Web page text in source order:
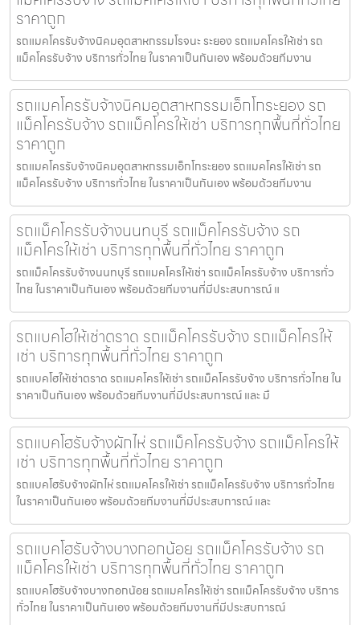
ราคาถูก
รถแมคโครรับจ้างนิคมอุตสาหกรรมโรจนะ ระยอง รถแมคโครให้เช่า รถ
แม็คโครรับจ้าง บริการทั่วไทย ในราคาเป็นกันเอง พร้อมด้วยทีมงาน
รถแมคโครรับจ้างนิคมอุตสาหกรรมเอ็กโกระยอง รถ
แม็คโครรับจ้าง รถแม็คโครให้เช่า บริการทุกพื้นที่ทั่วไทย
ราคาถูก
รถแมคโครรับจ้างนิคมอุตสาหกรรมเอ็กโกระยอง รถแมคโครให้เช่า รถ
แม็คโครรับจ้าง บริการทั่วไทย ในราคาเป็นกันเอง พร้อมด้วยทีมงาน
รถแม็คโครรับจ้างนนทบุรี รถแม็คโครรับจ้าง รถ
แม็คโครให้เช่า บริการทุกพื้นที่ทั่วไทย ราคาถูก
รถแม็คโครรับจ้างนนทบุรี รถแมคโครให้เช่า รถแม็คโครรับจ้าง บริการทั่ว
ไทย ในราคาเป็นกันเอง พร้อมด้วยทีมงานที่มีประสบการณ์ แ
รถแบคโฮให้เช่าตราด รถแม็คโครรับจ้าง รถแม็คโครให้
เช่า บริการทุกพื้นที่ทั่วไทย ราคาถูก
รถแบคโฮให้เช่าตราด รถแมคโครให้เช่า รถแม็คโครรับจ้าง บริการทั่วไทย ใน
ราคาเป็นกันเอง พร้อมด้วยทีมงานที่มีประสบการณ์ และ มื
รถแบคโฮรับจ้างผักไห่ รถแม็คโครรับจ้าง รถแม็คโครให้
เช่า บริการทุกพื้นที่ทั่วไทย ราคาถูก
รถแบคโฮรับจ้างผักไห่ รถแมคโครให้เช่า รถแม็คโครรับจ้าง บริการทั่วไทย
ในราคาเป็นกันเอง พร้อมด้วยทีมงานที่มีประสบการณ์ และ
รถแบคโฮรับจ้างบางกอกน้อย รถแม็คโครรับจ้าง รถ
แม็คโครให้เช่า บริการทุกพื้นที่ทั่วไทย ราคาถูก
รถแบคโฮรับจ้างบางกอกน้อย รถแมคโครให้เช่า รถแม็คโครรับจ้าง บริการ
ทั่วไทย ในราคาเป็นกันเอง พร้อมด้วยทีมงานที่มีประสบการณ์